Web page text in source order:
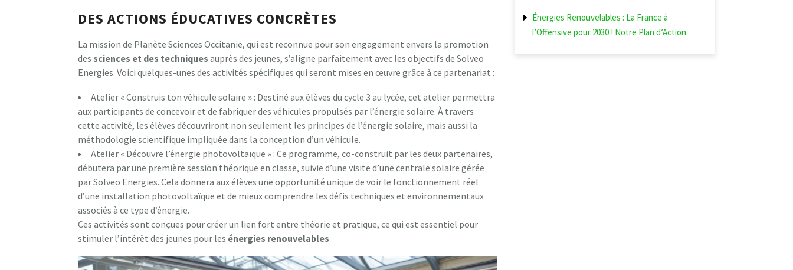
DES ACTIONS ÉDUCATIVES CONCRÈTES
La mission de Planète Sciences Occitanie, qui est reconnue pour son engagement envers la promotion
des sciences et des techniques auprès des jeunes, s’aligne parfaitement avec les objectifs de Solveo
Energies. Voici quelques-unes des activités spécifiques qui seront mises en œuvre grâce à ce partenariat :
Atelier « Construis ton véhicule solaire » : Destiné aux élèves du cycle 3 au lycée, cet atelier permettra
aux participants de concevoir et de fabriquer des véhicules propulsés par l’énergie solaire. À travers
cette activité, les élèves découvriront non seulement les principes de l’énergie solaire, mais aussi la
méthodologie scientifique impliquée dans la conception d’un véhicule.
Atelier « Découvre l’énergie photovoltaïque » : Ce programme, co-construit par les deux partenaires,
débutera par une première session théorique en classe, suivie d’une visite d’une centrale solaire gérée
par Solveo Energies. Cela donnera aux élèves une opportunité unique de voir le fonctionnement réel
d’une installation photovoltaïque et de mieux comprendre les défis techniques et environnementaux
associés à ce type d’énergie.
Ces activités sont conçues pour créer un lien fort entre théorie et pratique, ce qui est essentiel pour
stimuler l’intérêt des jeunes pour les énergies renouvelables.
Énergies Renouvelables : La France à
l’Offensive pour 2030 ! Notre Plan d’Action.